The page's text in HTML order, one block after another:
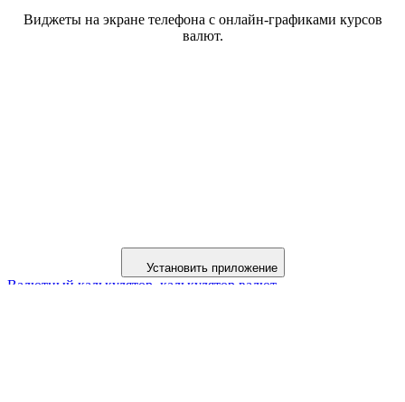
Виджеты на экране телефона с онлайн-графиками курсов
валют.
Установить приложение
Валютный калькулятор, калькулятор валют